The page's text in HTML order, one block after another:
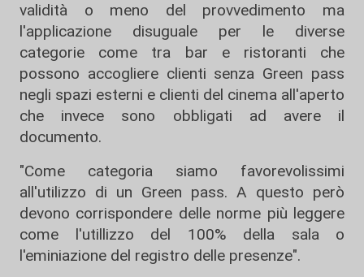
validità o meno del provvedimento ma
l'applicazione disuguale per le diverse
categorie come tra bar e ristoranti che
possono accogliere clienti senza Green pass
negli spazi esterni e clienti del cinema all'aperto
che invece sono obbligati ad avere il
documento.
"Come categoria siamo favorevolissimi
all'utilizzo di un Green pass. A questo però
devono corrispondere delle norme più leggere
come l'utillizzo del 100% della sala o
l'eminiazione del registro delle presenze".